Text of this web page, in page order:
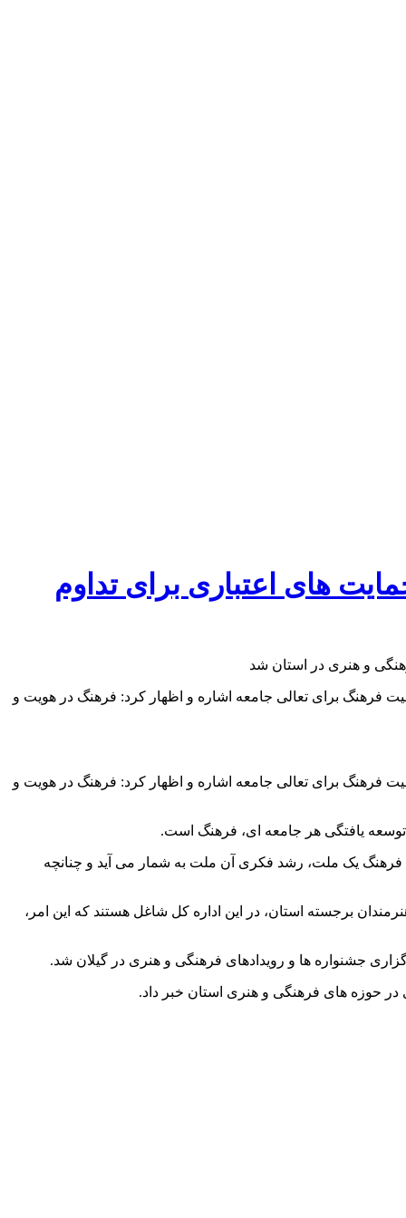
های اعتباری برای تداوم
و برنامه ریزی استان، به اهمیت فرهنگ برای تعالی جامعه اشاره و اظهار کرد: فرهنگ در هویت و
و برنامه ریزی استان، به اهمیت فرهنگ برای تعالی جامعه اشاره و اظهار کرد: فرهنگ در هویت و
یافتگی هر جامعه ای، فرهنگ است.
فرهنگ یک ملت، رشد فکری آن ملت به شمار می آید و چنانچه
برجسته استان، در این اداره کل شاغل هستند که این امر،
جشنواره ها و رویدادهای فرهنگی و هنری در گیلان شد.
در حوزه های فرهنگی و هنری استان خبر داد.